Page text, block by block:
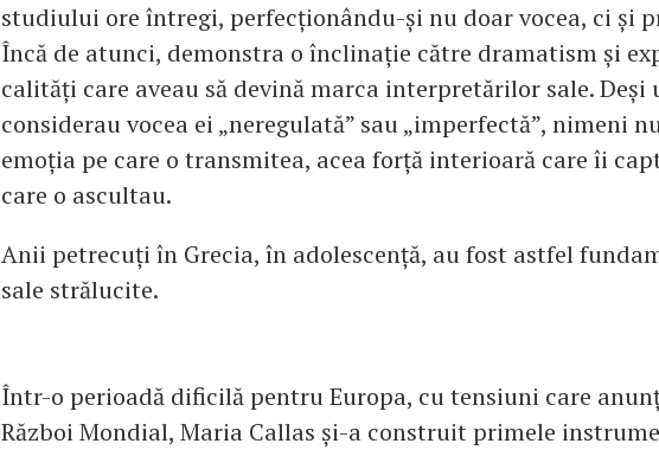
studiului ore întregi, perfecționându-și nu doar vocea, ci și
Încă de atunci, demonstra o înclinație către dramatism și
calități care aveau să devină marca interpretărilor sale.
considerau vocea ei „neregulată” sau „imperfectă”, nimeni
emoția pe care o transmitea, acea forță interioară care îi
care o ascultau.
Anii petrecuți în Grecia, în adolescență, au fost astfel
sale strălucite.
Într-o perioadă dificilă pentru Europa, cu tensiuni care
Război Mondial, Maria Callas și-a construit primele